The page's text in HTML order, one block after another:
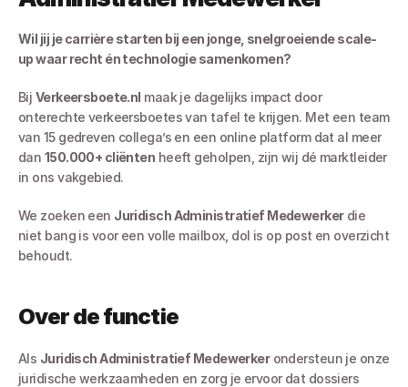
Wil jij je carrière starten bij een jonge, snelgroeiende scale-
up waar recht én technologie samenkomen?
Bij Verkeersboete.nl maak je dagelijks impact door
onterechte verkeersboetes van tafel te krijgen. Met een team
van 15 gedreven collega’s en een online platform dat al meer
dan 150.000+ cliënten heeft geholpen, zijn wij dé marktleider
in ons vakgebied.
We zoeken een Juridisch Administratief Medewerker die
niet bang is voor een volle mailbox, dol is op post en overzicht
behoudt.
Over de functie
Als Juridisch Administratief Medewerker ondersteun je onze
juridische werkzaamheden en zorg je ervoor dat dossiers